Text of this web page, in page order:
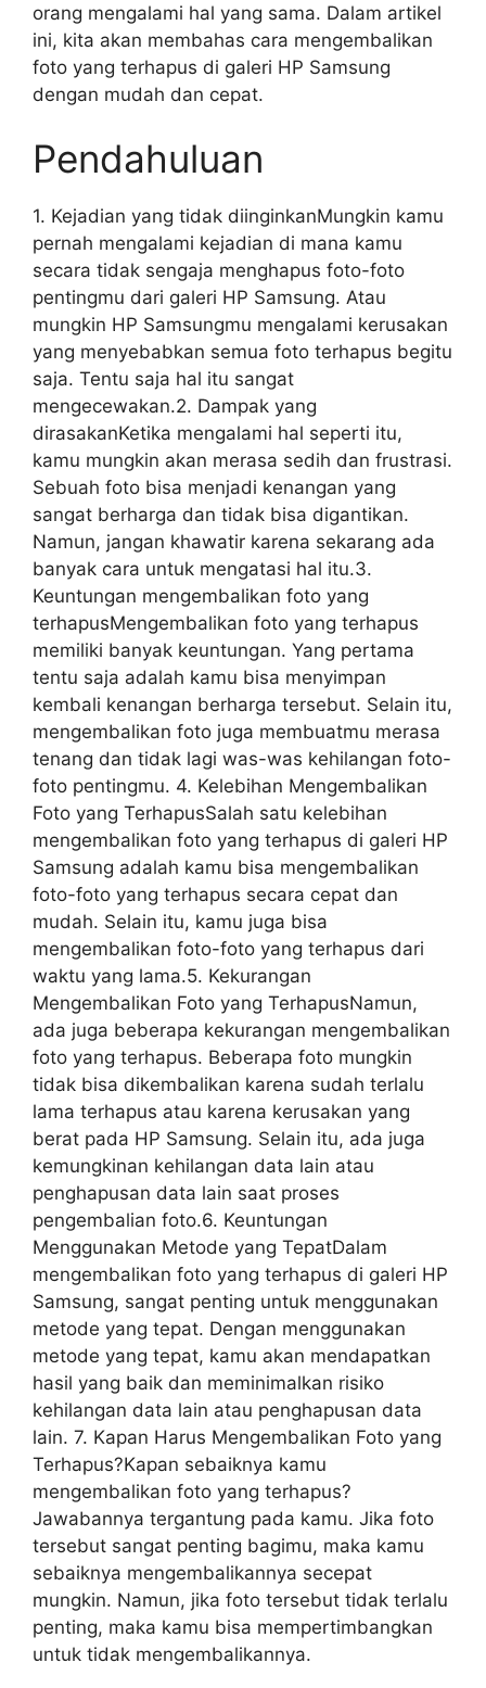
orang mengalami hal yang sama. Dalam artikel
ini, kita akan membahas cara mengembalikan
foto yang terhapus di galeri HP Samsung
dengan mudah dan cepat.
Pendahuluan
1. Kejadian yang tidak diinginkanMungkin kamu
pernah mengalami kejadian di mana kamu
secara tidak sengaja menghapus foto-foto
pentingmu dari galeri HP Samsung. Atau
mungkin HP Samsungmu mengalami kerusakan
yang menyebabkan semua foto terhapus begitu
saja. Tentu saja hal itu sangat
mengecewakan.2. Dampak yang
dirasakanKetika mengalami hal seperti itu,
kamu mungkin akan merasa sedih dan frustrasi.
Sebuah foto bisa menjadi kenangan yang
sangat berharga dan tidak bisa digantikan.
Namun, jangan khawatir karena sekarang ada
banyak cara untuk mengatasi hal itu.3.
Keuntungan mengembalikan foto yang
terhapusMengembalikan foto yang terhapus
memiliki banyak keuntungan. Yang pertama
tentu saja adalah kamu bisa menyimpan
kembali kenangan berharga tersebut. Selain itu,
mengembalikan foto juga membuatmu merasa
tenang dan tidak lagi was-was kehilangan foto-
foto pentingmu. 4. Kelebihan Mengembalikan
Foto yang TerhapusSalah satu kelebihan
mengembalikan foto yang terhapus di galeri HP
Samsung adalah kamu bisa mengembalikan
foto-foto yang terhapus secara cepat dan
mudah. Selain itu, kamu juga bisa
mengembalikan foto-foto yang terhapus dari
waktu yang lama.5. Kekurangan
Mengembalikan Foto yang TerhapusNamun,
ada juga beberapa kekurangan mengembalikan
foto yang terhapus. Beberapa foto mungkin
tidak bisa dikembalikan karena sudah terlalu
lama terhapus atau karena kerusakan yang
berat pada HP Samsung. Selain itu, ada juga
kemungkinan kehilangan data lain atau
penghapusan data lain saat proses
pengembalian foto.6. Keuntungan
Menggunakan Metode yang TepatDalam
mengembalikan foto yang terhapus di galeri HP
Samsung, sangat penting untuk menggunakan
metode yang tepat. Dengan menggunakan
metode yang tepat, kamu akan mendapatkan
hasil yang baik dan meminimalkan risiko
kehilangan data lain atau penghapusan data
lain. 7. Kapan Harus Mengembalikan Foto yang
Terhapus?Kapan sebaiknya kamu
mengembalikan foto yang terhapus?
Jawabannya tergantung pada kamu. Jika foto
tersebut sangat penting bagimu, maka kamu
sebaiknya mengembalikannya secepat
mungkin. Namun, jika foto tersebut tidak terlalu
penting, maka kamu bisa mempertimbangkan
untuk tidak mengembalikannya.